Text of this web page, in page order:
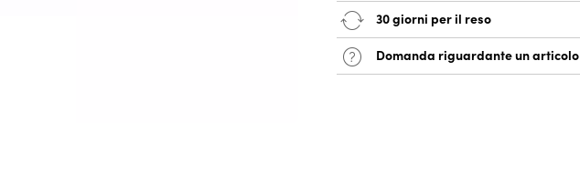
30 giorni per il reso
Domanda riguardante un articolo